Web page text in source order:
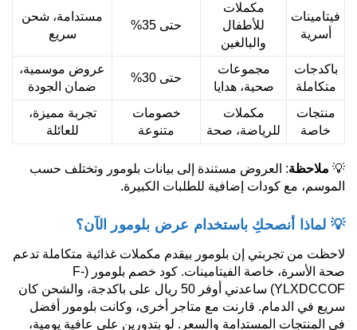
فيتامينات
أسرية
مكملات
للأطفال
والبالغين
حتى 35%
مستدامة، شحن
سريع
باكدجات
متكاملة
مجموعات
صحية، هدايا
حتى 30%
عروض موسمية،
ضمان الجودة
منتجات
خاصة
مكملات
للرياضة، صحة
خصومات
متنوعة
تجربة مميزة،
للعائلة
💡 ملاحظة: العروض مستندة إلى بيانات بلومور وتختلف حسب
الموسم، مع كودات إضافية للطلبات الكبيرة.
💡 لماذا أنصحكِ باستخدام عرض بلومور الآن؟
لاحظت من تجربتي إن بلومور بيقدم مكملات غذائية متكاملة تدعم
صحة الأسرة، خاصة الفيتامينات. كود خصم بلومور (F-
YLXDCCOF) ساعدني أوفر 50 ريال على باكدجة، والشحن كان
سريع في الدمام. قارنت مع متاجر أخرى، وكانت بلومور أفضل
في المنتجات المستدامة والسعر. لو بتدورين على عافية يومية،